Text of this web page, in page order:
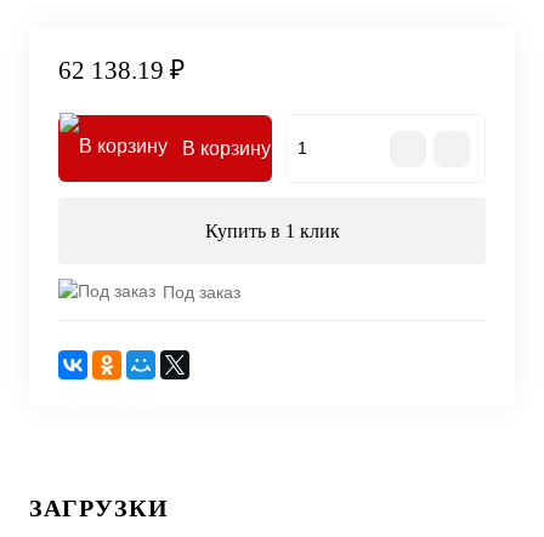
62 138.19 ₽
В корзину
Купить в 1 клик
Под заказ
ЗАГРУЗКИ